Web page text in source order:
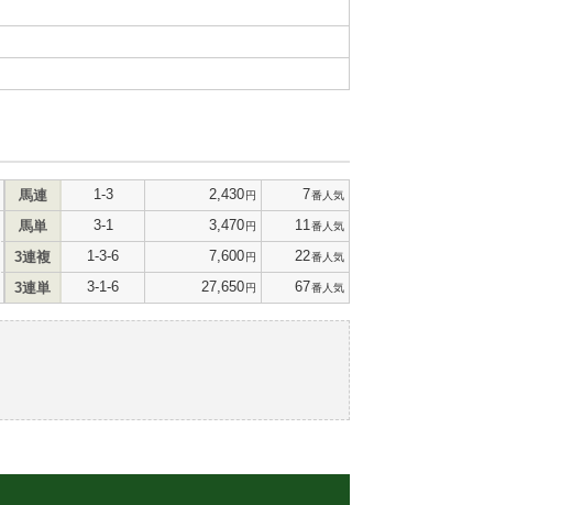
馬連 1-3 2,430円 7番人気
馬単 3-1 3,470円 11 番人気
3連複 1-3-6 7,600円 22番人気
3連単 3-1-6 27,650円 67番人気